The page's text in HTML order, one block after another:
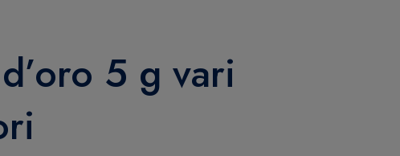
5 g vari